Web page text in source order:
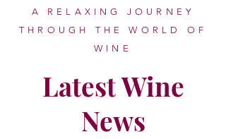
Latest Wine
News
A RELAXING JOURNEY
THROUGH THE WORLD OF
WINE